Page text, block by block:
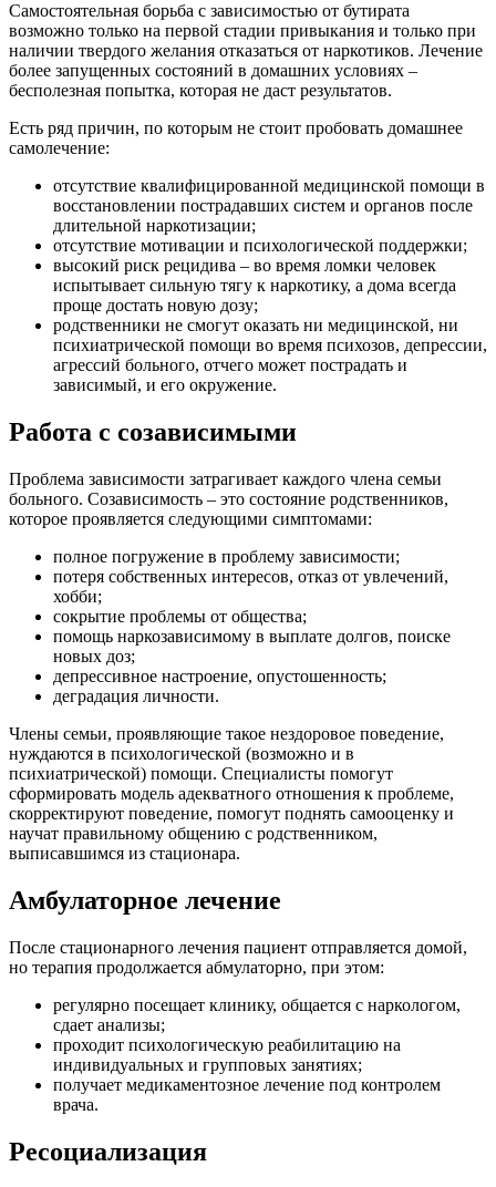
Самостоятельная борьба с зависимостью от бутирата
возможно только на первой стадии привыкания и только при
наличии твердого желания отказаться от наркотиков. Лечение
более запущенных состояний в домашних условиях –
бесполезная попытка, которая не даст результатов.
Есть ряд причин, по которым не стоит пробовать домашнее
самолечение:
отсутствие квалифицированной медицинской помощи в
восстановлении пострадавших систем и органов после
длительной наркотизации;
отсутствие мотивации и психологической поддержки;
высокий риск рецидива – во время ломки человек
испытывает сильную тягу к наркотику, а дома всегда
проще достать новую дозу;
родственники не смогут оказать ни медицинской, ни
психиатрической помощи во время психозов, депрессии,
агрессий больного, отчего может пострадать и
зависимый, и его окружение.
Работа с созависимыми
Проблема зависимости затрагивает каждого члена семьи
больного. Созависимость – это состояние родственников,
которое проявляется следующими симптомами:
полное погружение в проблему зависимости;
потеря собственных интересов, отказ от увлечений,
хобби;
сокрытие проблемы от общества;
помощь наркозависимому в выплате долгов, поиске
новых доз;
депрессивное настроение, опустошенность;
деградация личности.
Члены семьи, проявляющие такое нездоровое поведение,
нуждаются в психологической (возможно и в
психиатрической) помощи. Специалисты помогут
сформировать модель адекватного отношения к проблеме,
скорректируют поведение, помогут поднять самооценку и
научат правильному общению с родственником,
выписавшимся из стационара.
Амбулаторное лечение
После стационарного лечения пациент отправляется домой,
но терапия продолжается абмулаторно, при этом:
регулярно посещает клинику, общается с наркологом,
сдает анализы;
проходит психологическую реабилитацию на
индивидуальных и групповых занятиях;
получает медикаментозное лечение под контролем
врача.
Ресоциализация